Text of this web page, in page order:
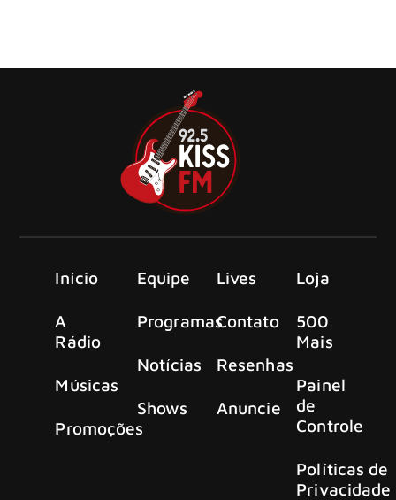
Início
A
Rádio
Músicas
Promoções
Equipe
Programas
Notícias
Shows
Lives
Contato
Resenhas
Anuncie
Loja
500
Mais
Painel
de
Controle
Políticas de
Privacidade